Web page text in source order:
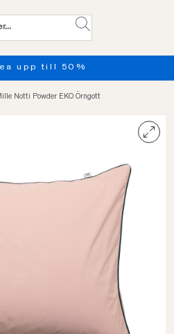
upp till 50%
Notti Powder EKO Örngott